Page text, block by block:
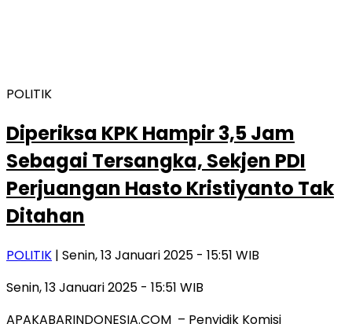
POLITIK
Diperiksa KPK Hampir 3,5 Jam
Sebagai Tersangka, Sekjen PDI
Perjuangan Hasto Kristiyanto Tak
Ditahan
POLITIK | Senin, 13 Januari 2025 - 15:51 WIB
Senin, 13 Januari 2025 - 15:51 WIB
APAKABARINDONESIA.COM – Penyidik Komisi